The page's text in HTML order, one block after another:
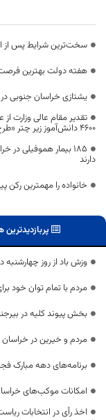
سخت‌ترین شرایط پس از
هفته دولت بهترین
یشتازی خراسان جنوبی
تقدیر مقام عالی وزارت
۴۶۰۰ دانش‌آموز زیر چتر «طرح حامی»
۱۸۵ بیمار هموفیلی
دارند
خانواده را مهمترین
پربازدیدترین
وزش باد از روز
مردم با تمام توان خود
بخش پیوند کلیه در
مردم و خیرین در خراسان
برنامه‌های دهه مبارک
امکانات موکب‌های
اخذ رأی در انتخابات